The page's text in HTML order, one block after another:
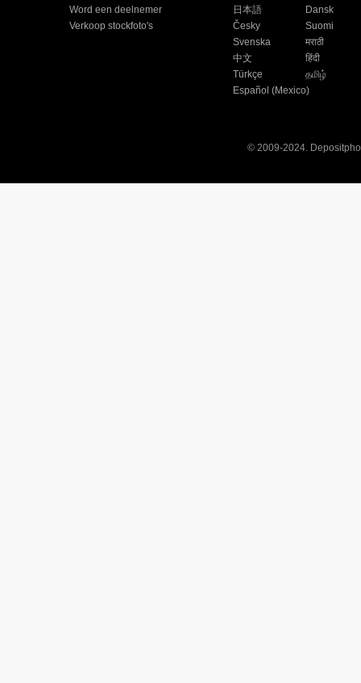
Word een deelnemer
Verkoop stockfoto's
日本語
Česky
Svenska
中文
Türkçe
Español (Mexico)
Dansk
Suomi
मराठी
हिंदी
தமிழ்
© 2009-2024.